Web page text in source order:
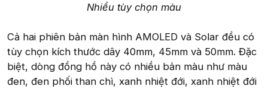
Nhiều tùy chọn màu
Cả hai phiên bản màn hình AMOLED và Solar đều có
tùy chọn kích thước dây 40mm, 45mm và 50mm. Đặc
biệt, dòng đồng hồ này có nhiều bản màu như màu
đen, đen phối than chì, xanh nhiệt đới, xanh nhiệt đới